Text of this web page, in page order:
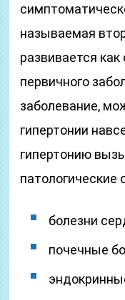
называемая
развивается
первичного
заболевание,
гипертонии
гипертонию
патологические
болезни
почечные